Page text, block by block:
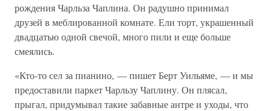
рождения Чарльза Чаплина. Он радушно принимал
друзей в меблированной комнате. Ели торт, украшенный
двадцатью одной свечой, много пили и еще больше
смеялись.
«Кто-то сел за пианино, — пишет Берт Уильяме, — и мы
предоставили паркет Чарльзу Чаплину. Он плясал,
прыгал, придумывал такие забавные антре и уходы, что